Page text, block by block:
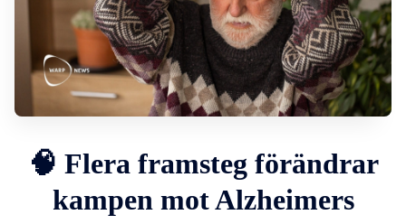
🧠 Flera framsteg förändrar
kampen mot Alzheimers